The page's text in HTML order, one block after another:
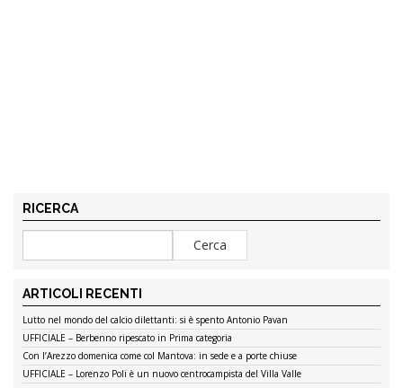
RICERCA
ARTICOLI RECENTI
Lutto nel mondo del calcio dilettanti: si è spento Antonio Pavan
UFFICIALE – Berbenno ripescato in Prima categoria
Con l’Arezzo domenica come col Mantova: in sede e a porte chiuse
UFFICIALE – Lorenzo Poli è un nuovo centrocampista del Villa Valle